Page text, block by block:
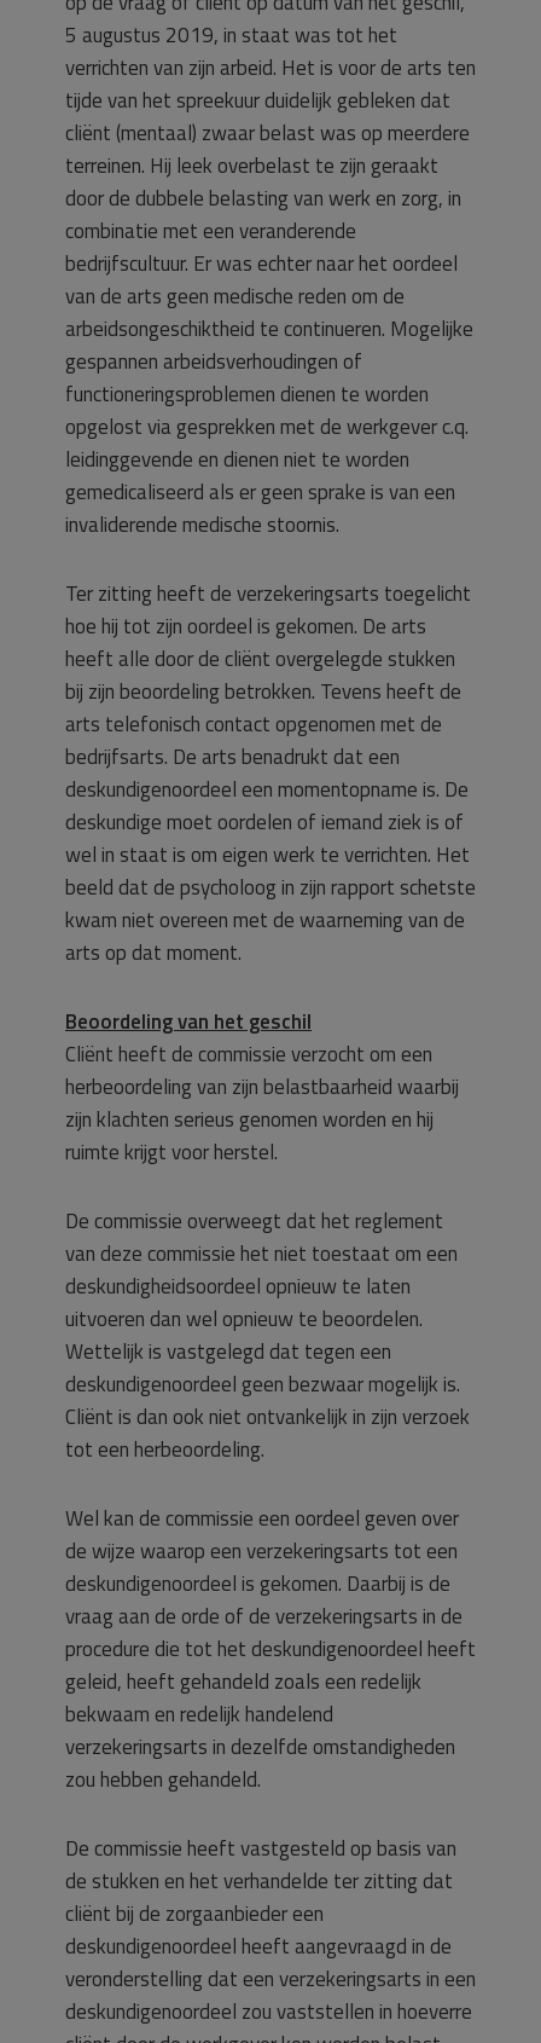
5 augustus 2019, in staat was tot het
verrichten van zijn arbeid. Het is voor de arts ten
tijde van het spreekuur duidelijk gebleken dat
cliënt (mentaal) zwaar belast was op meerdere
terreinen. Hij leek overbelast te zijn geraakt
door de dubbele belasting van werk en zorg, in
combinatie met een veranderende
bedrijfscultuur. Er was echter naar het oordeel
van de arts geen medische reden om de
arbeidsongeschiktheid te continueren. Mogelijke
gespannen arbeidsverhoudingen of
functioneringsproblemen dienen te worden
opgelost via gesprekken met de werkgever c.q.
leidinggevende en dienen niet te worden
gemedicaliseerd als er geen sprake is van een
invaliderende medische stoornis.
Ter zitting heeft de verzekeringsarts toegelicht
hoe hij tot zijn oordeel is gekomen. De arts
heeft alle door de cliënt overgelegde stukken
bij zijn beoordeling betrokken. Tevens heeft de
arts telefonisch contact opgenomen met de
bedrijfsarts. De arts benadrukt dat een
deskundigenoordeel een momentopname is. De
deskundige moet oordelen of iemand ziek is of
wel in staat is om eigen werk te verrichten. Het
beeld dat de psycholoog in zijn rapport schetste
kwam niet overeen met de waarneming van de
arts op dat moment.
Beoordeling van het geschil
Cliënt heeft de commissie verzocht om een
herbeoordeling van zijn belastbaarheid waarbij
zijn klachten serieus genomen worden en hij
ruimte krijgt voor herstel.
De commissie overweegt dat het reglement
van deze commissie het niet toestaat om een
deskundigheidsoordeel opnieuw te laten
uitvoeren dan wel opnieuw te beoordelen.
Wettelijk is vastgelegd dat tegen een
deskundigenoordeel geen bezwaar mogelijk is.
Cliënt is dan ook niet ontvankelijk in zijn verzoek
tot een herbeoordeling.
Wel kan de commissie een oordeel geven over
de wijze waarop een verzekeringsarts tot een
deskundigenoordeel is gekomen. Daarbij is de
vraag aan de orde of de verzekeringsarts in de
procedure die tot het deskundigenoordeel heeft
geleid, heeft gehandeld zoals een redelijk
bekwaam en redelijk handelend
verzekeringsarts in dezelfde omstandigheden
zou hebben gehandeld.
De commissie heeft vastgesteld op basis van
de stukken en het verhandelde ter zitting dat
cliënt bij de zorgaanbieder een
deskundigenoordeel heeft aangevraagd in de
veronderstelling dat een verzekeringsarts in een
deskundigenoordeel zou vaststellen in hoeverre